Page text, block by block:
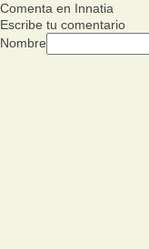
Comenta en Innatia
Escribe tu comentario
Nombre